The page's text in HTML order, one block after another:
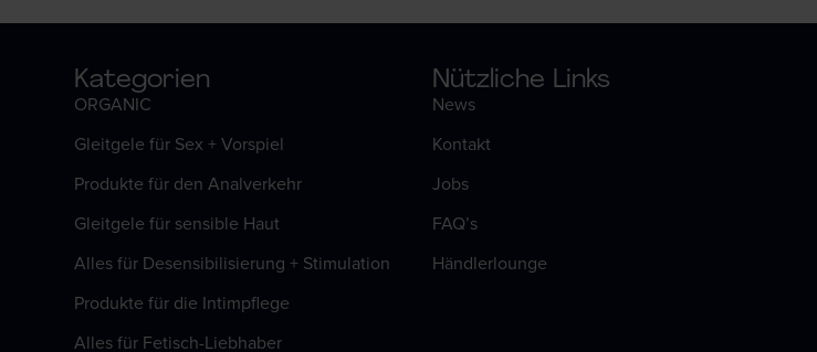
Kategorien
ORGANIC
Gleitgele für Sex + Vorspiel
Produkte für den Analverkehr
Gleitgele für sensible Haut
Alles für Desensibilisierung + Stimulation
Produkte für die Intimpflege
Alles für Fetisch-Liebhaber
Nützliche Links
News
Kontakt
Jobs
FAQ’s
Händlerlounge